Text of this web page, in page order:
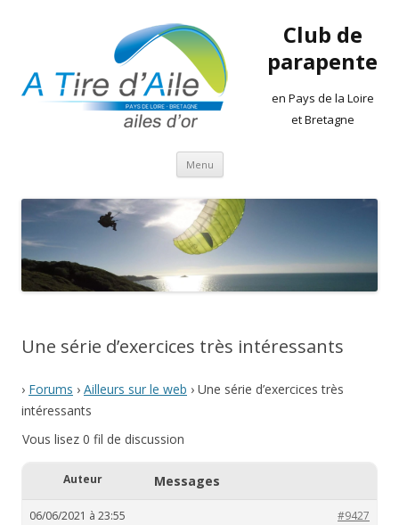
Club de
parapente
en Pays de la Loire
et Bretagne
Menu Aller
contenu
Une série d’exercices très intéressants
› Forums › Ailleurs sur le web › Une série d’exercices très
intéressants
Vous lisez 0 fil de discussion
Auteur Messages
06/06/2021 à 23:55 #9427